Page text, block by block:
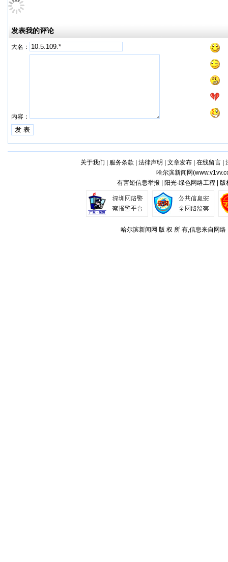
发表我的评论
大名：
内容：
关于我们 服务条款 法律声明 文章发布| 在线留言|
哈尔滨新闻网(
有害短信息举报 | 阳光·绿色网络工程 |
哈尔滨新闻网 版 权 所 有,信息来自网